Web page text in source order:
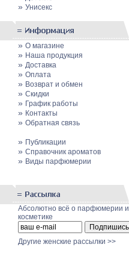
» Унисекс
» О магазине
» Наша продукция
» Доставка
» Оплата
» Возврат и обмен
» Скидки
» График работы
» Контакты
» Обратная связь
» Публикации
» Cправочник ароматов
» Виды парфюмерии
Абсолютно всё о парфюмерии и
косметике
Другие женские рассылки >>